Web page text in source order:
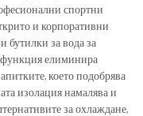
спортни
и корпоративни
бутилки за вода за
функция елиминира
което подобрява
изолация намалява и
за охлаждане,